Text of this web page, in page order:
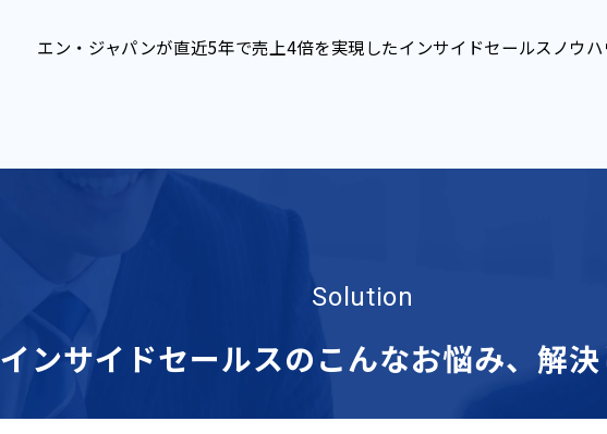
エン・ジャパンが直近5年で売上4倍を実現したインサイドセールスノウ
Solution
インサイドセールスのこんなお悩み、解